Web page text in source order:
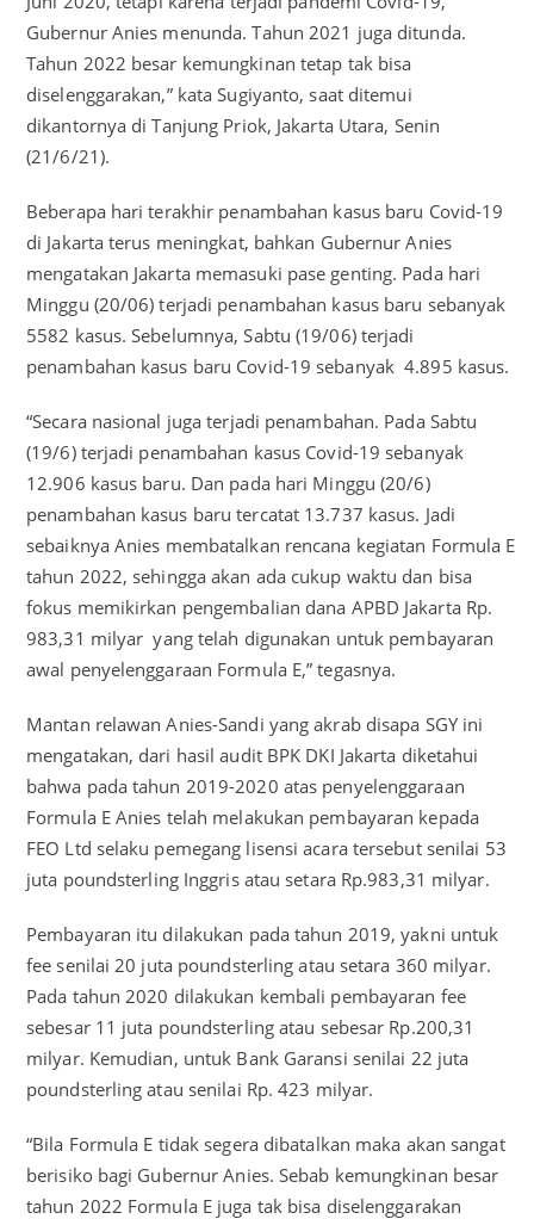
Gubernur Anies menunda. Tahun 2021 juga ditunda.
Tahun 2022 besar kemungkinan tetap tak bisa
diselenggarakan,” kata Sugiyanto, saat ditemui
dikantornya di Tanjung Priok, Jakarta Utara, Senin
(21/6/21).
Beberapa hari terakhir penambahan kasus baru Covid-19
di Jakarta terus meningkat, bahkan Gubernur Anies
mengatakan Jakarta memasuki pase genting. Pada hari
Minggu (20/06) terjadi penambahan kasus baru sebanyak
5582 kasus. Sebelumnya, Sabtu (19/06) terjadi
penambahan kasus baru Covid-19 sebanyak 4.895 kasus.
“Secara nasional juga terjadi penambahan. Pada Sabtu
(19/6) terjadi penambahan kasus Covid-19 sebanyak
12.906 kasus baru. Dan pada hari Minggu (20/6)
penambahan kasus baru tercatat 13.737 kasus. Jadi
sebaiknya Anies membatalkan rencana kegiatan Formula E
tahun 2022, sehingga akan ada cukup waktu dan bisa
fokus memikirkan pengembalian dana APBD Jakarta Rp.
983,31 milyar yang telah digunakan untuk pembayaran
awal penyelenggaraan Formula E,” tegasnya.
Mantan relawan Anies-Sandi yang akrab disapa SGY ini
mengatakan, dari hasil audit BPK DKI Jakarta diketahui
bahwa pada tahun 2019-2020 atas penyelenggaraan
Formula E Anies telah melakukan pembayaran kepada
FEO Ltd selaku pemegang lisensi acara tersebut senilai 53
juta poundsterling Inggris atau setara Rp.983,31 milyar.
Pembayaran itu dilakukan pada tahun 2019, yakni untuk
fee senilai 20 juta poundsterling atau setara 360 milyar.
Pada tahun 2020 dilakukan kembali pembayaran fee
sebesar 11 juta poundsterling atau sebesar Rp.200,31
milyar. Kemudian, untuk Bank Garansi senilai 22 juta
poundsterling atau senilai Rp. 423 milyar.
“Bila Formula E tidak segera dibatalkan maka akan sangat
berisiko bagi Gubernur Anies. Sebab kemungkinan besar
tahun 2022 Formula E juga tak bisa diselenggarakan